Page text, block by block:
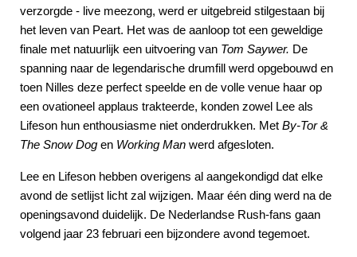
verzorgde - live meezong, werd er uitgebreid stilgestaan bij
het leven van Peart. Het was de aanloop tot een geweldige
finale met natuurlijk een uitvoering van Tom Saywer. De
spanning naar de legendarische drumfill werd opgebouwd en
toen Nilles deze perfect speelde en de volle venue haar op
een ovationeel applaus trakteerde, konden zowel Lee als
Lifeson hun enthousiasme niet onderdrukken. Met By-Tor &
The Snow Dog en Working Man werd afgesloten.
Lee en Lifeson hebben overigens al aangekondigd dat elke
avond de setlijst licht zal wijzigen. Maar één ding werd na de
openingsavond duidelijk. De Nederlandse Rush-fans gaan
volgend jaar 23 februari een bijzondere avond tegemoet.